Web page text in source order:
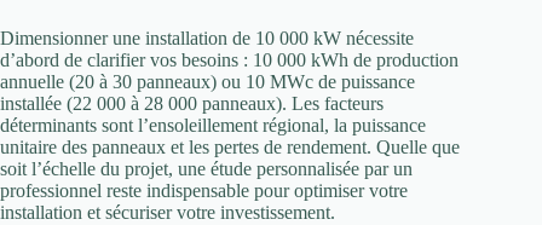
Dimensionner une installation de 10 000 kW nécessite
d’abord de clarifier vos besoins : 10 000 kWh de production
annuelle (20 à 30 panneaux) ou 10 MWc de puissance
installée (22 000 à 28 000 panneaux). Les facteurs
déterminants sont l’ensoleillement régional, la puissance
unitaire des panneaux et les pertes de rendement. Quelle que
soit l’échelle du projet, une étude personnalisée par un
professionnel reste indispensable pour optimiser votre
installation et sécuriser votre investissement.